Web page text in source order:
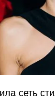
сеть